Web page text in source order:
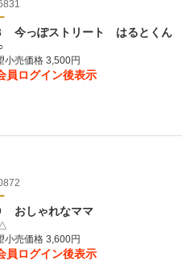
今っぽストリート はるとくん
小売価格 3,500円
員ログイン後表示
おしゃれなママ
小売価格 3,600円
員ログイン後表示